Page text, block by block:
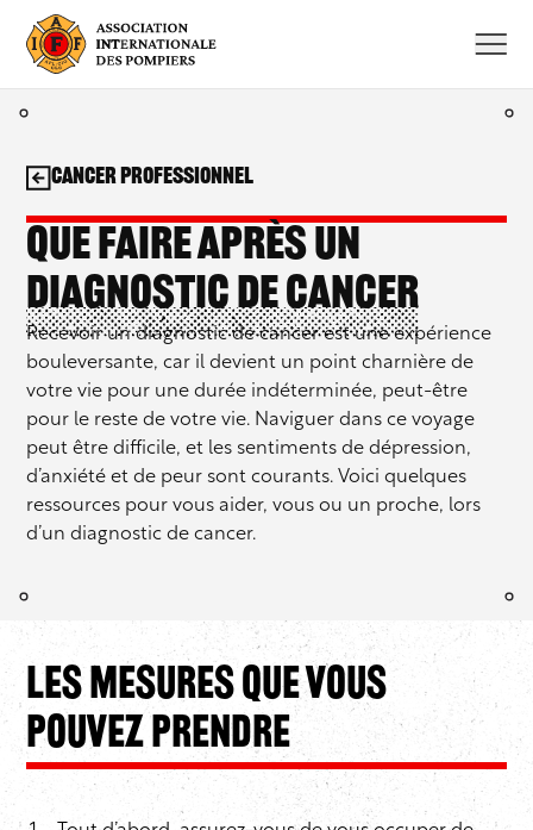
contenu
Que faire après un
diagnostic de cancer
Recevoir un diagnostic de cancer est une expérience
bouleversante, car il devient un point charnière de
votre vie pour une durée indéterminée, peut-être
pour le reste de votre vie. Naviguer dans ce voyage
peut être difficile, et les sentiments de dépression,
d’anxiété et de peur sont courants. Voici quelques
ressources pour vous aider, vous ou un proche, lors
d’un diagnostic de cancer.
Cancer professionnel
les mesures que vous
pouvez prendre